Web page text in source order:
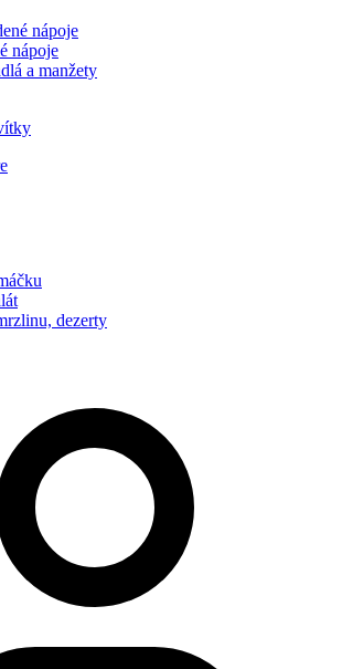
nápoje
nápoje
a manžety
dezerty